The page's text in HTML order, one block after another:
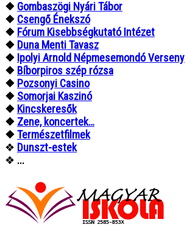
❖ Gombaszögi Nyári Tábor
❖ Csengő Énekszó
❖ Fórum Kisebbségkutató Intézet
❖ Duna Menti Tavasz
❖ Ipolyi Arnold Népmesemondó Verseny
❖ Bíborpiros szép rózsa
❖ Pozsonyi Casino
❖ Somorjai Kaszinó
❖ Kincskeresők
❖ Zene, koncertek…
❖Természetfilmek
❖ Dunszt-estek
❖ ...